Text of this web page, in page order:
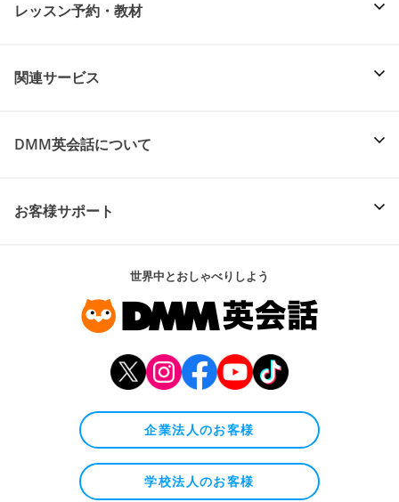
レッスン予約・教材
関連サービス
DMM英会話について
お客様サポート
世界中とおしゃべりしよう
企業法人のお客様
学校法人のお客様